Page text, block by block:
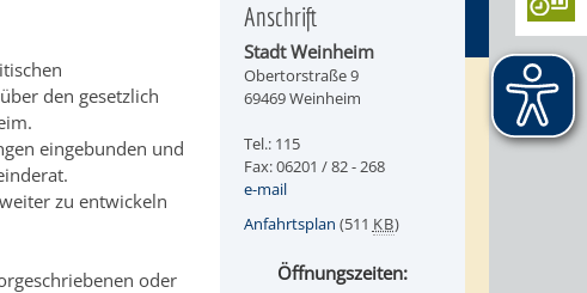
den gesetzlich
eingebunden und
zu entwickeln
oder
Anschrift
Stadt Weinheim
Obertorstraße 9
69469 Weinheim
Tel.: 115
Fax: 06201 / 82 - 268
e-mail
Anfahrtsplan (511 KB)
Öffnungszeiten: